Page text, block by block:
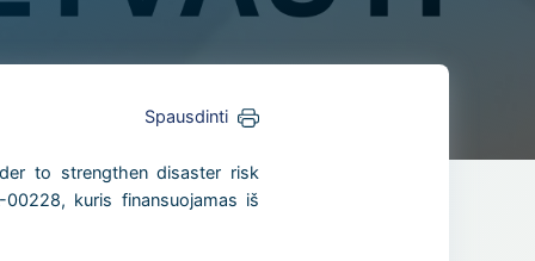
Spausdinti
to strengthen disaster risk
kuris finansuojamas iš